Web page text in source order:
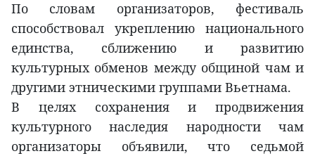
По словам организаторов, фестиваль
способствовал укреплению национального
единства, сближению и развитию
культурных обменов между общиной чам и
другими этническими группами Вьетнама.
В целях сохранения и продвижения
культурного наследия народности чам
организаторы объявили, что седьмой